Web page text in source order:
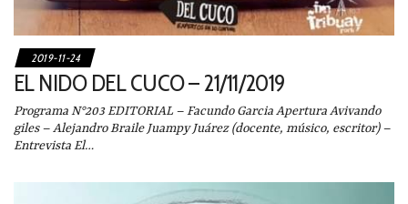
2019-11-24
EL NIDO DEL CUCO – 21/11/2019
Programa N°203 EDITORIAL – Facundo Garcia Apertura Avivando
giles – Alejandro Braile Juampy Juárez (docente, músico, escritor) –
Entrevista El…